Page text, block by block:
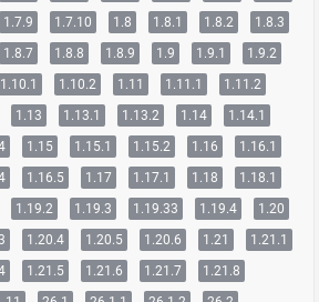
1.7.9 1.7.10 1.8 1.8.1 1.8.2
1.8.3
1.8.7 1.8.8 1.8.9 1.9 1.9.1
1.9.2
1.10.1 1.10.2 1.11 1.11.1
1.11.2
1.13 1.13.1 1.13.2 1.14
1.14.1
1.15 1.15.1 1.15.2 1.16
1.16.1
1.16.5 1.17 1.17.1 1.18
1.18.1
1.19.2 1.19.3 1.19.33 1.19.4
1.20
1.20.4 1.20.5 1.20.6 1.21
1.21.1
1.21.5 1.21.6 1.21.7
1.21.8